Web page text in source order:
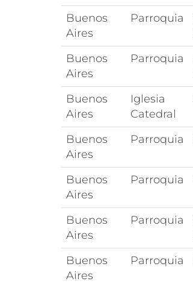
Buenos
Aires
Parroquia
Buenos
Aires
Parroquia
Buenos
Aires
Iglesia
Catedral
Buenos
Aires
Parroquia
Buenos
Aires
Parroquia
Buenos
Aires
Parroquia
Buenos
Aires
Parroquia